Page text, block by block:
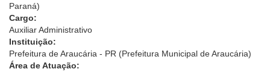
Paraná)
Cargo:
Auxiliar Administrativo
Instituição:
Prefeitura de Araucária - PR (Prefeitura Municipal de Araucária)
Área de Atuação: